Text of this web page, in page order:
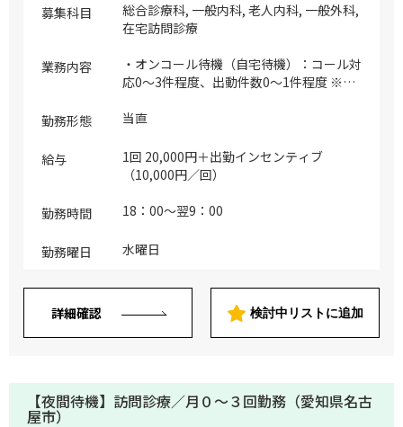
募集科目
総合診療科, 一般内科, 老人内科, 一般外科,
在宅訪問診療
業務内容
・オンコール待機（自宅待機）：コール対
応0～3件程度、出動件数0～1件程度 ※1st
もしくは名取市より往診に向かっていただ
お願いします（帯同者はおりません） ※
必須スキル：点滴、注射、尿道バルーン交
カルテ操作（苦手な手技は事前相談可）
医療バッグ
勤務形態 当直
給与
1回 20,000円＋出勤インセンティブ
（10,000円／回）
勤務時間 18：00～翌9：00
勤務曜日 水曜日
詳細確認 検討中リストに追加
【夜間待機】訪問診療／月０～３回勤務（愛知県名古
屋市）